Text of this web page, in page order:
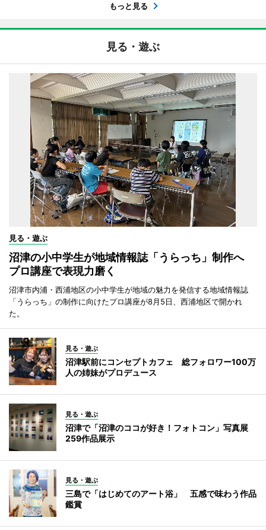
もっと見る
見る・遊ぶ
見る・遊ぶ
沼津の小中学生が地域情報誌「うらっち」制作へ
プロ講座で表現力磨く
沼津市内浦・西浦地区の小中学生が地域の魅力を発信する地域情報誌
「うらっち」の制作に向けたプロ講座が8月5日、西浦地区で開かれ
た。
見る・遊ぶ
沼津駅前にコンセプトカフェ 総フォロワー100万
人の姉妹がプロデュース
見る・遊ぶ
沼津で「沼津のココが好き！フォトコン」写真展
259作品展示
見る・遊ぶ
三島で「はじめてのアート浴」 五感で味わう作品
鑑賞